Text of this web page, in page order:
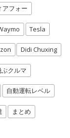
アフォー
Tesla
Didi Chuxing
ぶクルマ
自動運転レベル
まとめ